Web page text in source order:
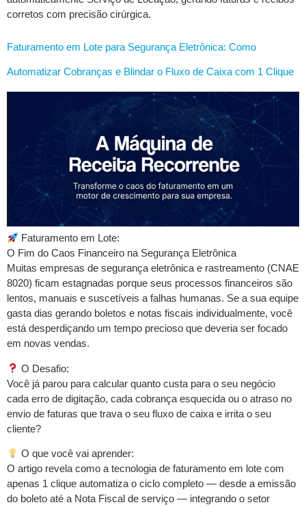
corretos com precisão cirúrgica.
Faturamento em Lote para Segurança Eletrônica: Como
Automatizar Cobranças e Blindar o Fluxo de Caixa com 1 Clique
Faturamento em Lote:
O Fim do Caos Financeiro na Segurança Eletrônica
Muitas empresas de segurança eletrônica e rastreamento (CNAE
8020) ficam estagnadas porque seus processos financeiros são
lentos, manuais e suscetíveis a falhas humanas. Se a sua equipe
gasta dias gerando boletos e notas fiscais individualmente, você
está desperdiçando um tempo precioso que deveria ser focado
em novas vendas.
O Desafio:
Você já parou para calcular quanto custa para o seu negócio
cada erro de digitação, cada cobrança esquecida ou o atraso no
envio de faturas que trava o seu fluxo de caixa e irrita o seu
cliente?
O que você vai aprender:
O artigo revela como a tecnologia de faturamento em lote com
apenas 1 clique automatiza o ciclo completo — desde a emissão
do boleto até a Nota Fiscal de serviço — integrando o setor